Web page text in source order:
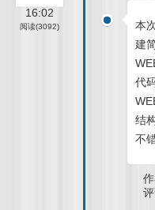
16:02
阅读(3092)
本
建
代
结
不